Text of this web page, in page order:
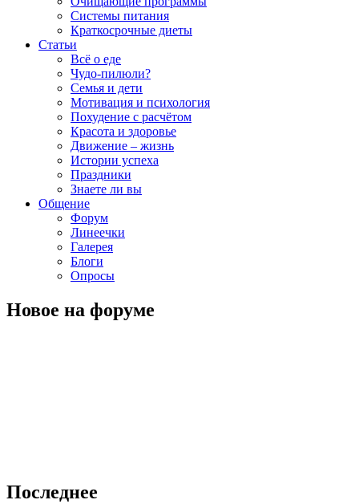
Системы питания
Краткосрочные диеты
Статьи
Всё о еде
Чудо-пилюли?
Семья и дети
Мотивация и психология
Похудение с расчётом
Красота и здоровье
Движение – жизнь
Истории успеха
Праздники
Знаете ли вы
Общение
Форум
Линеечки
Галерея
Блоги
Опросы
Новое на форуме
Последнее